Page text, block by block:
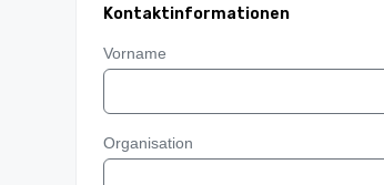
Kontaktinformationen
Vorname
Organisation